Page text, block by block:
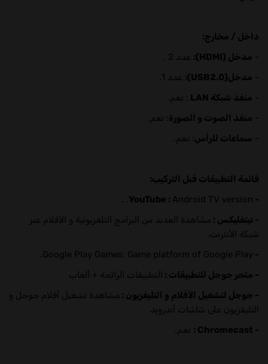
داخل / مخارج:
- مدخل (HDMI):
عدد 2 .
- مدخل(USB2.0):
عدد 1.
- منفذ شبكة LAN
: نعم.
- منفذ الصوت و الصورة: نعم.
- سماعات للرأس: نعم.
قائمة التطبيقات قبل التركيب:
- YouTube :
Android TV version. .
- نيتفليكس : مشاهدة العديد من البرامج التلفزيونية و الأفلام عبر
شبكة الأنترنت.
-
Google Play Games: Game platform of Google Play.
- متجر جوجل للتطبيقات :
التطبيقات الرائجة + ألعاب
- جوجل لتشغيل الأفلام و التليفزيون : مشاهدة تشغيل أفلام جوجل و
التليفزيون على شاشات أندرويد
- Chromecast :
نعم.